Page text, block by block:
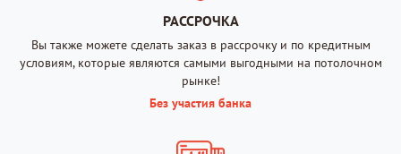
РАССРОЧКА
Вы также можете сделать заказ в рассрочку и по кредитным
условиям, которые являются самыми выгодными на потолочном
рынке!
Без участия банка